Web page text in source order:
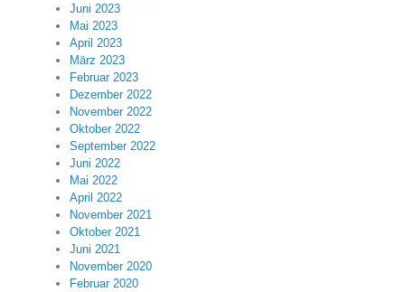
Juni 2023
Mai 2023
April 2023
März 2023
Februar 2023
Dezember 2022
November 2022
Oktober 2022
September 2022
Juni 2022
Mai 2022
April 2022
November 2021
Oktober 2021
Juni 2021
November 2020
Februar 2020